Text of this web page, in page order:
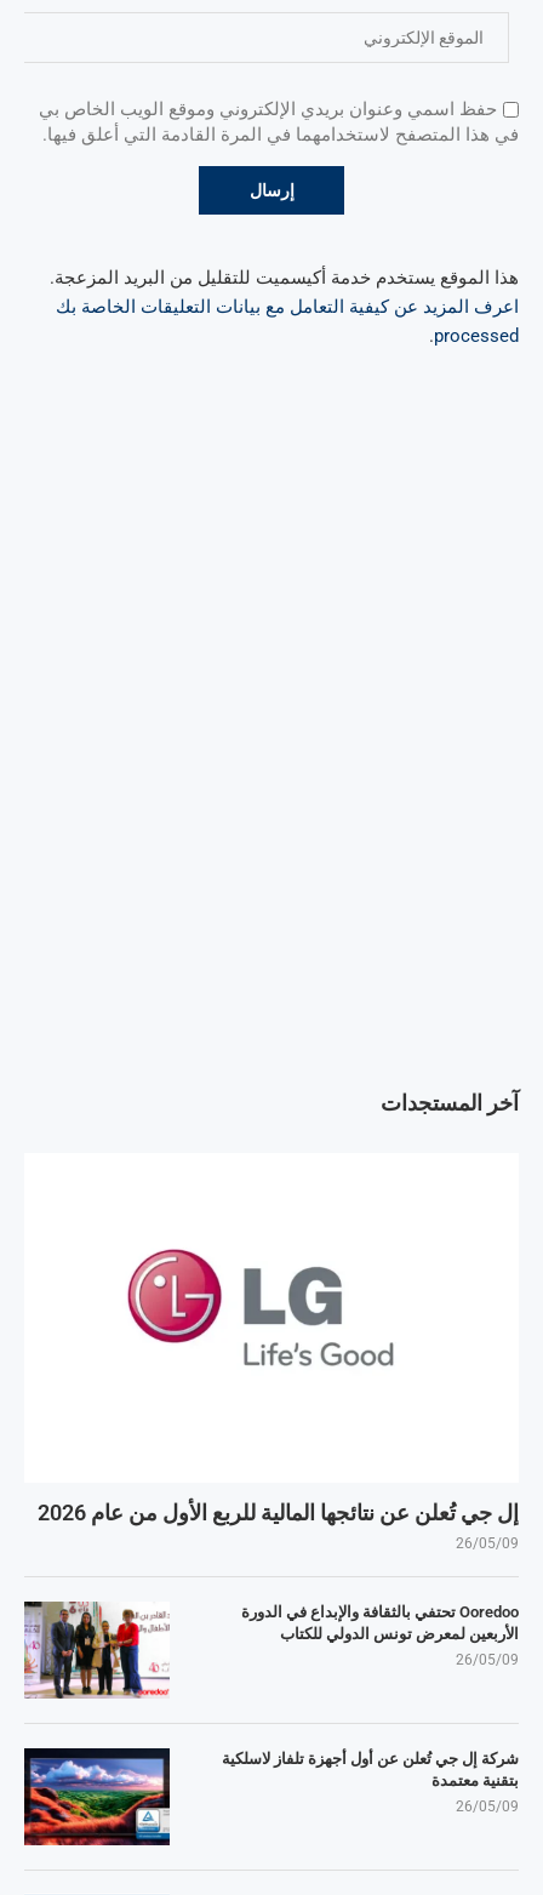
حفظ اسمي وعنوان بريدي الإلكتروني وموقع الويب الخاص بي
في هذا المتصفح لاستخدامهما في المرة القادمة التي أعلق فيها.
هذا الموقع يستخدم خدمة أكيسميت للتقليل من البريد المزعجة.
اعرف المزيد عن كيفية التعامل مع بيانات التعليقات الخاصة بك
processed
.
آخر المستجدات
إل جي تُعلن عن نتائجها المالية للربع الأول من عام 2026
26/05/09
Ooredoo تحتفي بالثقافة والإبداع في الدورة
الأربعين لمعرض تونس الدولي للكتاب
26/05/09
شركة إل جي تُعلن عن أول أجهزة تلفاز لاسلكية
بتقنية معتمدة
26/05/09